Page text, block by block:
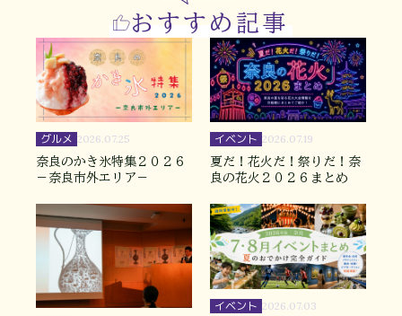
おすすめ記事
グルメ 2026.07.25
奈良のかき氷特集２０２６
－奈良市外エリア－
イベント 2026.07.19
夏だ！花火だ！祭りだ！奈
良の花火２０２６まとめ
イベント 2026.07.03